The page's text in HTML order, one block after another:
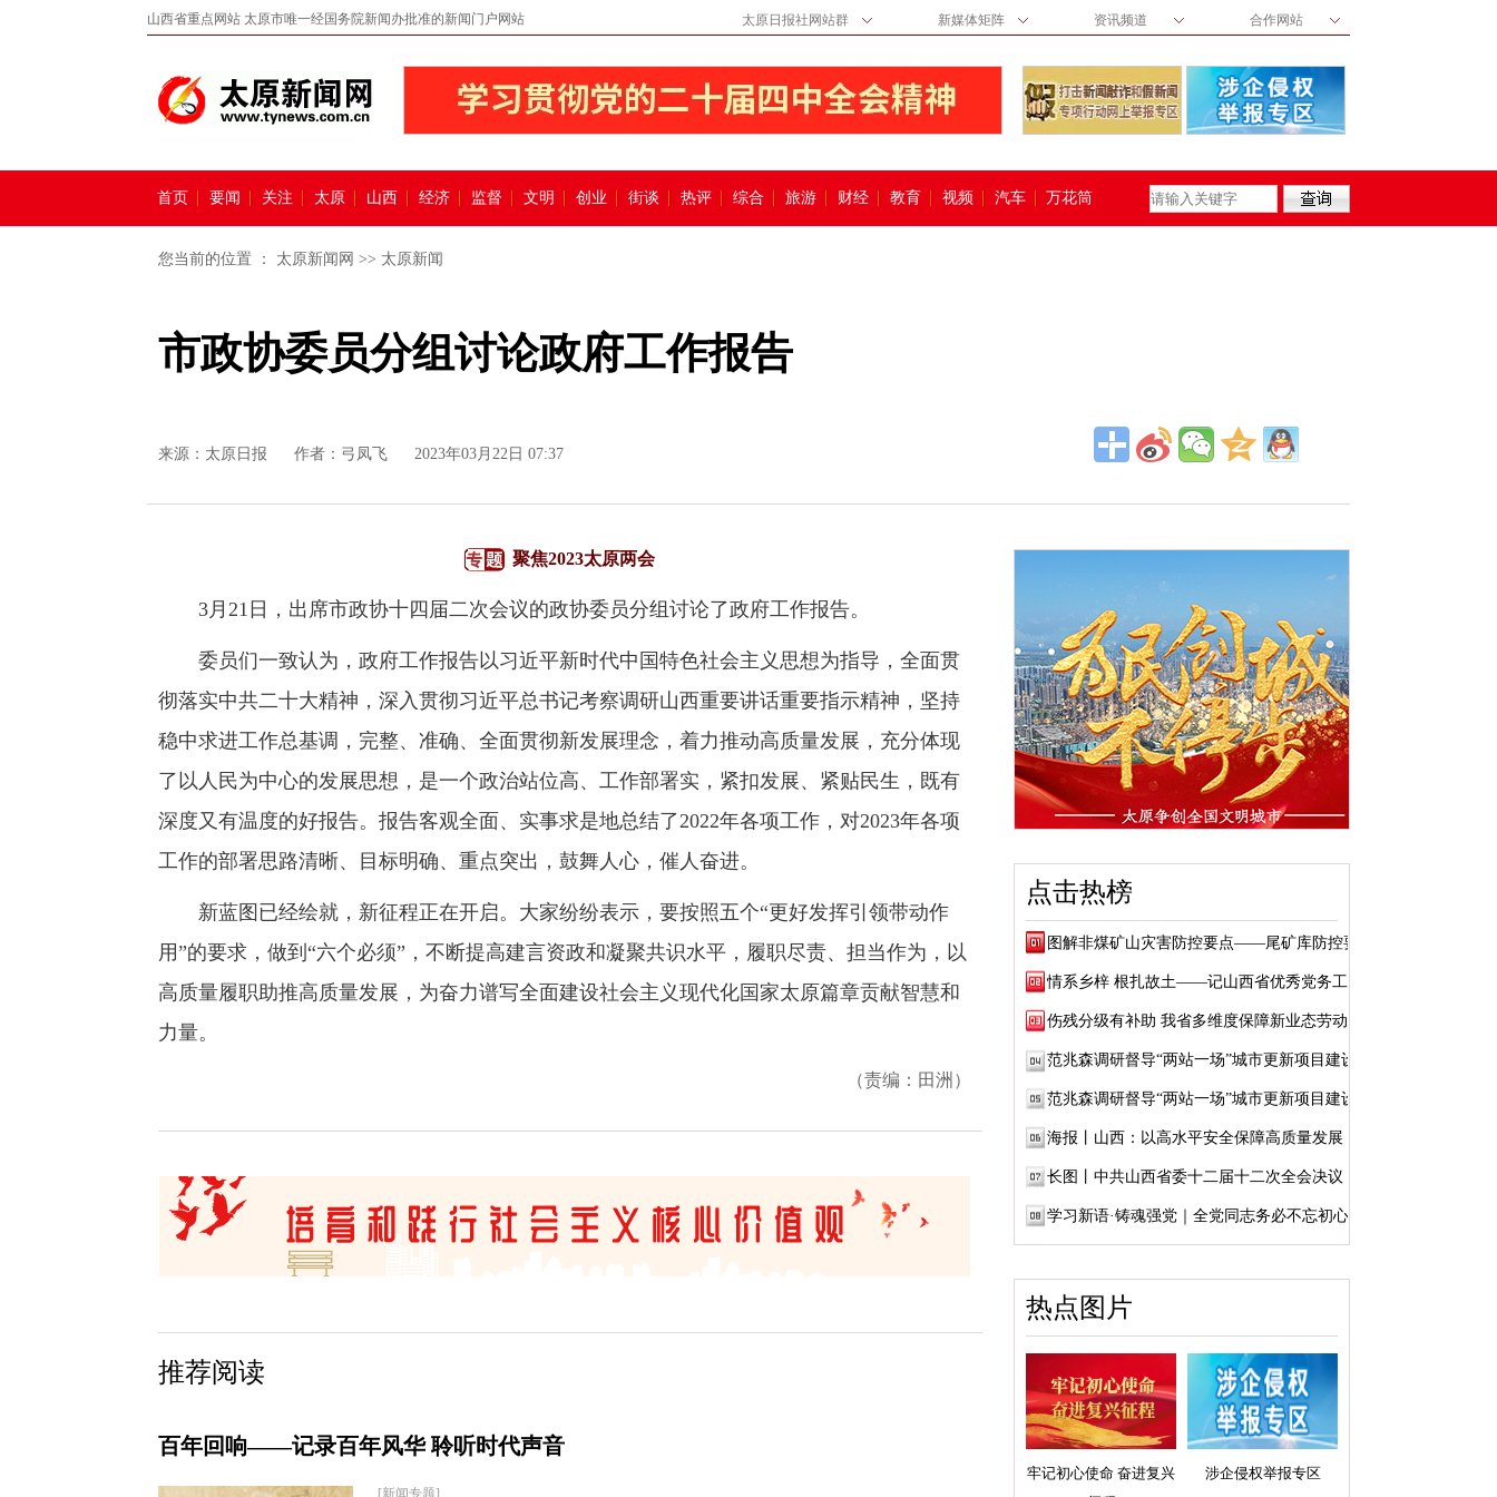
山西省重点网站 太原市唯一经国务院新闻办批准的新闻门户网站 太原日报社网站群 新媒体矩阵 资讯频道 合作网站
首页 要闻 关注 太原 山西 经济 监督 文明 创业 街谈 热评 综合 旅游 财经 教育 视频 汽车 万花筒
您当前的位置 ： 太原新闻网 >> 太原新闻
市政协委员分组讨论政府工作报告
来源： 太原日报 作者：弓凤飞 2023年03月22日 07:37
聚焦2023太原两会
3月21日，出席市政协十四届二次会议的政协委员分组讨论了政府工作报告。
委员们一致认为，政府工作报告以习近平新时代中国特色社会主义思想为指导，全面贯
彻落实中共二十大精神，深入贯彻习近平总书记考察调研山西重要讲话重要指示精神，坚持
稳中求进工作总基调，完整、准确、全面贯彻新发展理念，着力推动高质量发展，充分体现
了以人民为中心的发展思想，是一个政治站位高、工作部署实，紧扣发展、紧贴民生，既有
深度又有温度的好报告。报告客观全面、实事求是地总结了2022年各项工作，对2023年各项
工作的部署思路清晰、目标明确、重点突出，鼓舞人心，催人奋进。
新蓝图已经绘就，新征程正在开启。大家纷纷表示，要按照五个“更好发挥引领带动作
用”的要求，做到“六个必须”，不断提高建言资政和凝聚共识水平，履职尽责、担当作为，以
高质量履职助推高质量发展，为奋力谱写全面建设社会主义现代化国家太原篇章贡献智慧和
力量。
（责编：田洲）
推荐阅读
百年回响——记录百年风华 聆听时代声音
[新闻专题]
点击热榜
图解非煤矿山灾害防控要点——尾矿库防控要点
情系乡梓 根扎故土——记山西省优秀党务工作...
伤残分级有补助 我省多维度保障新业态劳动者...
范兆森调研督导“两站一场”城市更新项目建设
范兆森调研督导“两站一场”城市更新项目建设
海报丨山西：以高水平安全保障高质量发展
长图丨中共山西省委十二届十二次全会决议
学习新语·铸魂强党｜全党同志务必不忘初心、...
热点图片
牢记初心使命 奋进复兴
涉企侵权举报专区